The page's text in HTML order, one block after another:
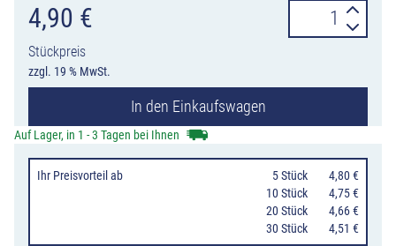
4,90 €
Stückpreis
zzgl. 19 % MwSt.
S3
Flexipfosten,
und
Dübeln
Menge
In den Einkaufswagen
Auf Lager, in 1 - 3 Tagen bei Ihnen
Ihr Preisvorteil ab 5 Stück
4,80 €
10 Stück
4,75 €
20 Stück
4,66 €
30 Stück
4,51 €